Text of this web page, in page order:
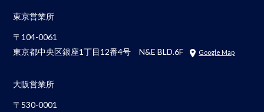
東京営業所
〒104-0061
東京都中央区銀座1丁目12番4号 N&E BLD.6F
Google Map
大阪営業所
〒530-0001